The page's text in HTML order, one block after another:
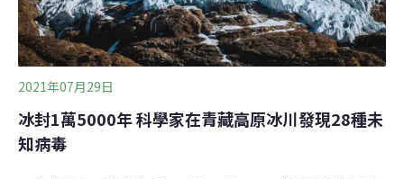
2021年07月29日
冰封1萬5000年 科學家在青藏高原冰川發現28種未
知病毒